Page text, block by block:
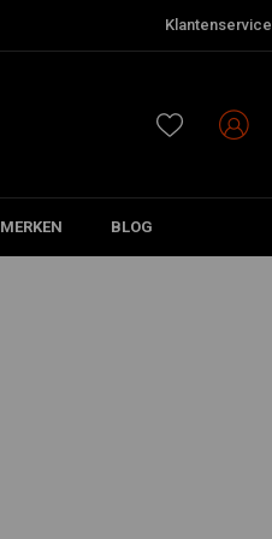
Klantenservice
MERKEN BLOG